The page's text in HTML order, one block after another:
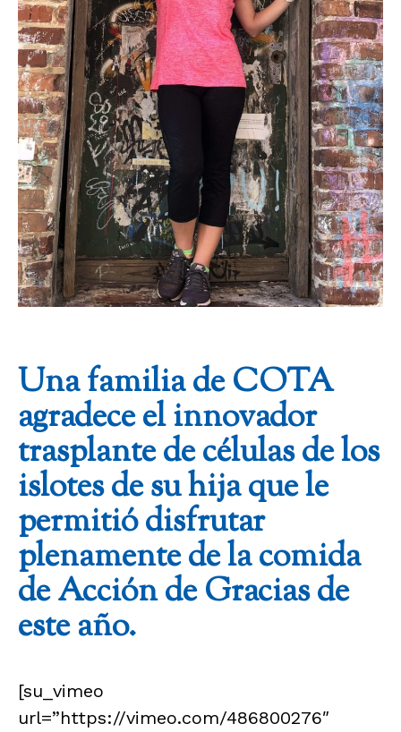
Una familia de COTA
agradece el innovador
trasplante de células de los
islotes de su hijaque le
permitió disfrutar
plenamente de la comida
de Acción de Gracias de
este año.
[su_vimeo
url=”https://vimeo.com/486800276″